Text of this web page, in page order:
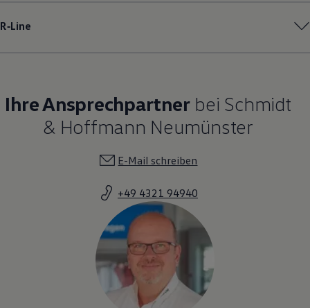
R‑Line
Ihre Ansprechpartnerbei Schmidt
& Hoffmann Neumünster
E-Mail schreiben
+49 4321 94940